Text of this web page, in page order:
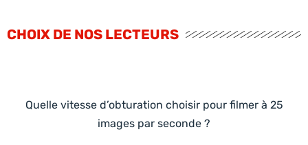
CHOIX DE NOS LECTEURS
Quelle vitesse d’obturation choisir pour filmer à 25
images par seconde ?